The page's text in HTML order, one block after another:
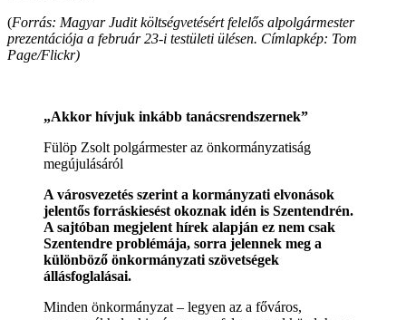
(Forrás: Magyar Judit költségvetésért felelős alpolgármester
prezentációja a február 23-i testületi ülésen. Címlapkép: Tom
Page/Flickr)
„Akkor hívjuk inkább tanácsrendszernek”
Fülöp Zsolt polgármester az önkormányzatiság
megújulásáról
A városvezetés szerint a kormányzati elvonások
jelentős forráskiesést okoznak idén is Szentendrén.
A sajtóban megjelent hírek alapján ez nem csak
Szentendre problémája, sorra jelennek meg a
különböző önkormányzati szövetségek
állásfoglalásai.
Minden önkormányzat – legyen az a főváros,